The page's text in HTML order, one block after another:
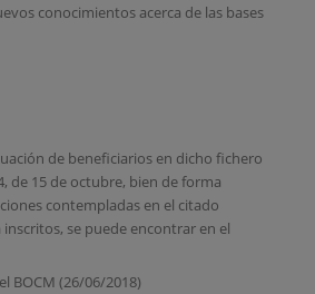
conocimientos acerca de las bases
de beneficiarios en dicho fichero
de 15 de octubre, bien de forma
contempladas en el citado
se puede encontrar en el
BOCM (26/06/2018)